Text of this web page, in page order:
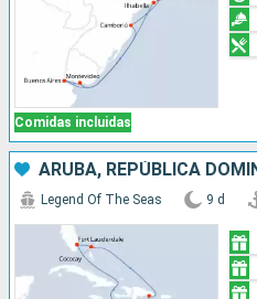
Comidas incluidas
Legend Of The Seas 9 d